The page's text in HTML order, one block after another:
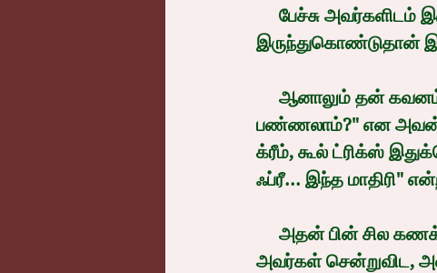
இருந்துகொண்டுதான்
பண்ணலாம்?" என அவன்
க்ரீம், கூல் ட்ரிக்ஸ்
ஃப்ரீ... இந்த மாதிரி"
அவர்கள் சென்றுவிட,